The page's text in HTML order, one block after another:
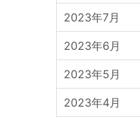
2023年7月
2023年6月
2023年5月
2023年4月